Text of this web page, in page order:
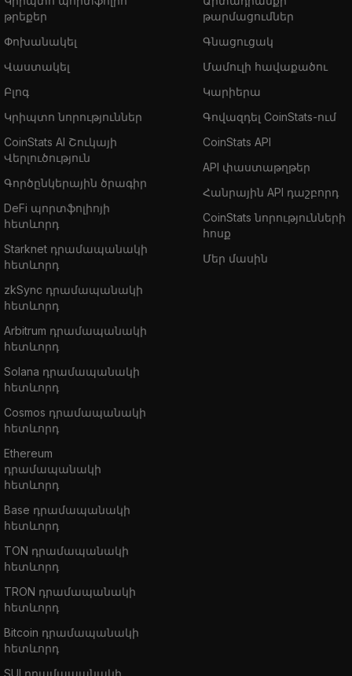
թրեքեր
Փոխանակել
Վաստակել
Բլոգ
Կրիպտո նորություններ
CoinStats AI Շուկայի
Վերլուծություն
Գործընկերային ծրագիր
DeFi պորտֆոլիոյի
հետևորդ
Starknet դրամապանակի
հետևորդ
zkSync դրամապանակի
հետևորդ
Arbitrum դրամապանակի
հետևորդ
Solana դրամապանակի
հետևորդ
Cosmos դրամապանակի
հետևորդ
Ethereum
դրամապանակի
հետևորդ
Base դրամապանակի
հետևորդ
TON դրամապանակի
հետևորդ
TRON դրամապանակի
հետևորդ
Bitcoin դրամապանակի
հետևորդ
SUI դրամապանակի
թարմացումներ
Գնացուցակ
Մամուլի հավաքածու
Կարիերա
Գովազդել CoinStats-ում
CoinStats API
API փաստաթղթեր
Հանրային API դաշբորդ
CoinStats նորությունների
հոսք
Մեր մասին